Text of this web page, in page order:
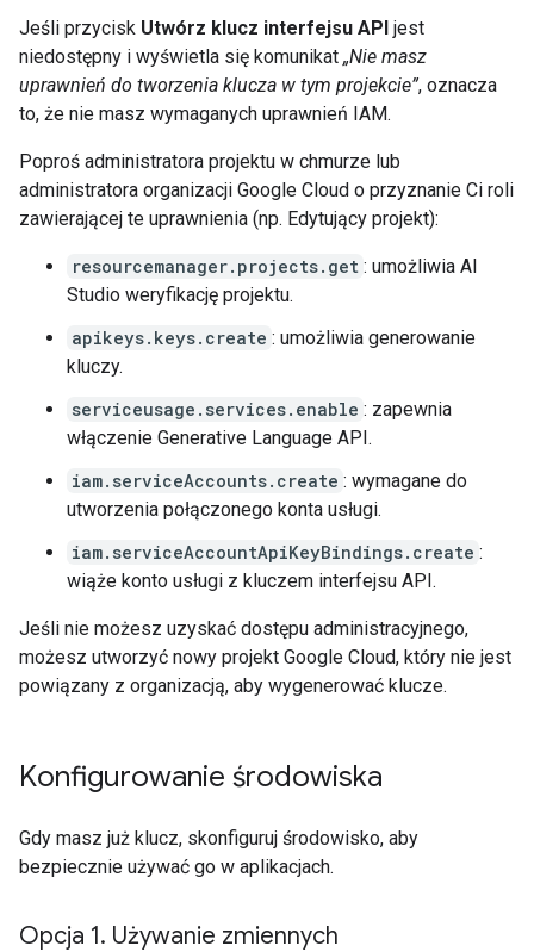
Jeśli przycisk Utwórz klucz interfejsu API jest
niedostępny i wyświetla się komunikat „Nie masz
uprawnień do tworzenia klucza w tym projekcie”, oznacza
to, że nie masz wymaganych uprawnień IAM.
Poproś administratora projektu w chmurze lub
administratora organizacji Google Cloud o przyznanie Ci roli
zawierającej te uprawnienia (np. Edytujący projekt):
resourcemanager.projects.get : umożliwia AI
Studio weryfikację projektu.
apikeys.keys.create : umożliwia generowanie
kluczy.
serviceusage.services.enable : zapewnia
włączenie Generative Language API.
iam.serviceAccounts.create : wymagane do
utworzenia połączonego konta usługi.
iam.serviceAccountApiKeyBindings.create :
wiąże konto usługi z kluczem interfejsu API.
Jeśli nie możesz uzyskać dostępu administracyjnego,
możesz utworzyć nowy projekt Google Cloud, który nie jest
powiązany z organizacją, aby wygenerować klucze.
Konfigurowanie środowiska
Gdy masz już klucz, skonfiguruj środowisko, aby
bezpiecznie używać go w aplikacjach.
Opcja 1. Używanie zmiennych